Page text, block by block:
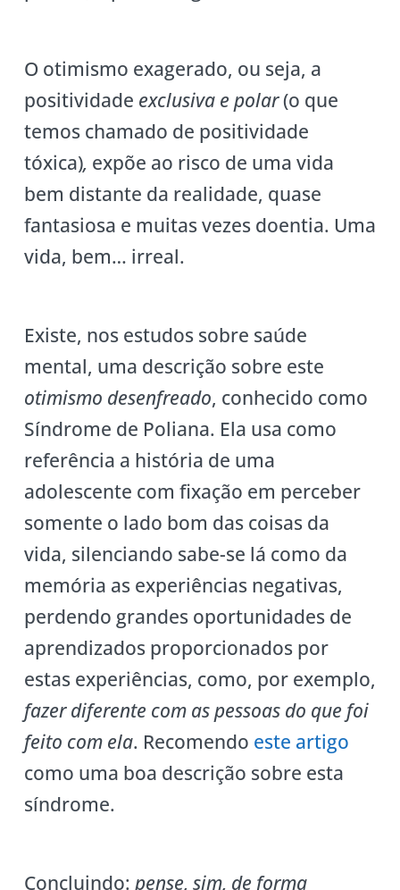
O otimismo exagerado, ou seja, a
positividade exclusiva e polar(o que
temos chamado de positividade
tóxica), expõe ao risco de uma vida
bem distante da realidade, quase
fantasiosa e muitas vezes doentia. Uma
vida, bem… irreal.
Existe, nos estudos sobre saúde
mental, uma descrição sobre este
otimismo desenfreado, conhecido como
Síndrome de Poliana. Ela usa como
referência a história de uma
adolescente com fixação em perceber
somente o lado bom das coisas da
vida, silenciando sabe-se lá como da
memória as experiências negativas,
perdendo grandes oportunidades de
aprendizados proporcionados por
estas experiências, como, por exemplo,
fazer diferente com as pessoas do que foi
feito com ela. Recomendo este artigo
como uma boa descrição sobre esta
síndrome.
Concluindo: pense, sim, de forma